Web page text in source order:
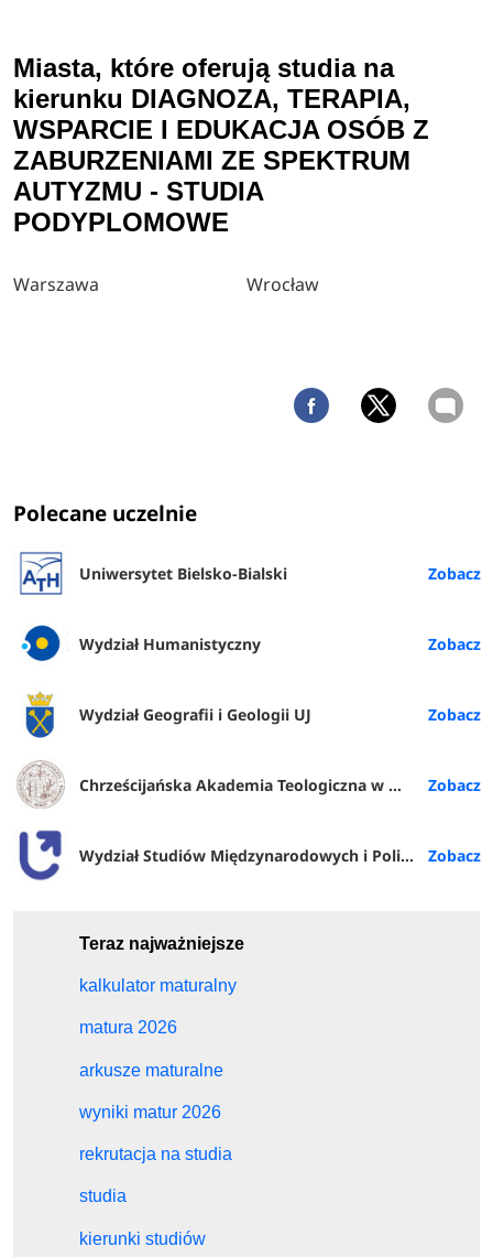
Miasta, które oferują studia na
kierunku DIAGNOZA, TERAPIA,
WSPARCIE I EDUKACJA OSÓB Z
ZABURZENIAMI ZE SPEKTRUM
AUTYZMU - STUDIA
PODYPLOMOWE
Warszawa Wrocław
Polecane uczelnie
Uniwersytet Bielsko-Bialski
Wydział Humanistyczny
Wydział Geografii i Geologii UJ
Chrześcijańska Akademia Teologiczna w Warszawie
Wydział Studiów Międzynarodowych i Politologicznych UŁ
Teraz najważniejsze
kalkulator maturalny
matura 2026
arkusze maturalne
wyniki matur 2026
rekrutacja na studia
studia
kierunki studiów